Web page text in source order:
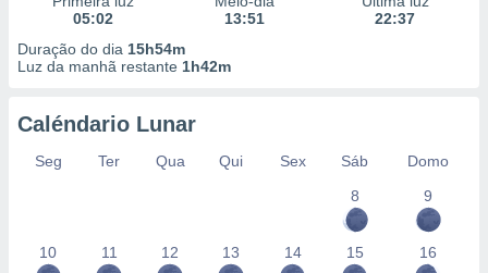
05:02
13:51
22:37
Duração do dia 15h54m
Luz da manhã restante 1h42m
Caléndario Lunar
Seg Ter Qua Qui Sex Sáb
Domo
8
9
10 11 12 13 14 15 16